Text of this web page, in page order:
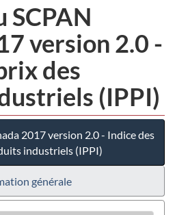
SCPAN
version 2.0 -
des
(IPPI)
2017 version 2.0 - Indice des
industriels (IPPI)
générale